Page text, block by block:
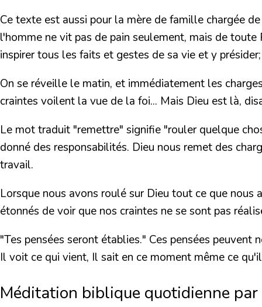
Ce texte est aussi pour la mère de famille chargée
l'homme ne vit pas de pain seulement, mais de
inspirer tous les faits et gestes de sa vie et y
On se réveille le matin, et immédiatement les
craintes voilent la vue de la foi... Mais Dieu est là,
Le mot traduit "remettre" signifie "rouler quelque
donné des responsabilités. Dieu nous remet des
travail.
Lorsque nous avons roulé sur Dieu tout ce que
étonnés de voir que nos craintes ne se sont pas
"Tes pensées seront établies." Ces pensées
Il voit ce qui vient, Il sait en ce moment même ce
Méditation biblique quotidienne